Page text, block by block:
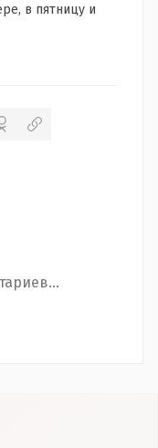
в пятницу и